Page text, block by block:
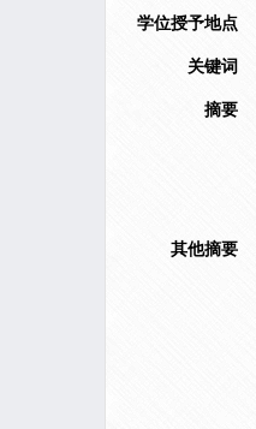
学位授予地点
关键词
摘要
其他摘要